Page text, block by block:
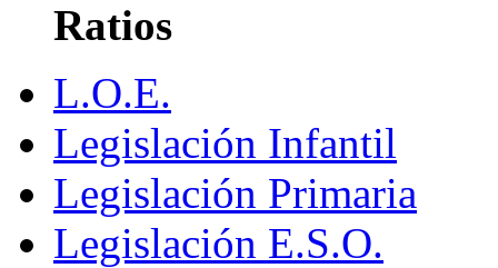
Ratios
L.O.E.
Legislación Infantil
Legislación Primaria
Legislación E.S.O.